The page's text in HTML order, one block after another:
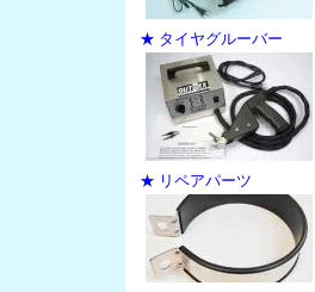
★ タイヤグルーバー
★ リペアパーツ